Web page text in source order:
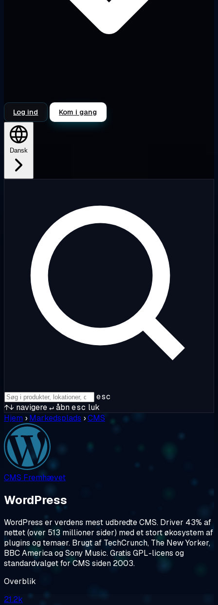
Log ind Kom i gang
Dansk
esc
↑↓ navigere↵åbnesc luk
Hjem › Markedsplads ›CMS
CMS Fremhævet
WordPress
WordPress er verdens mest udbredte CMS. Driver 43% af
nettet (over 513 millioner sider) med et stort økosystem af
plugins og temaer. Brugt af TechCrunch, The New Yorker,
BBC America og Sony Music. Gratis GPL-licens og
standardvalget for CMS siden 2003.
Overblik
21.2k